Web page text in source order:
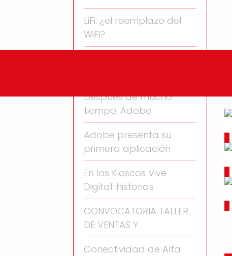
LiFi: ¿el reemplazo del
WiFi?
Después de mucho
tiempo, Adobe
Adobe presenta su
primera aplicación
En los Kioscos Vive
Digital: historias
CONVOCATORIA TALLER
DE VENTAS Y
Conectividad de Alta